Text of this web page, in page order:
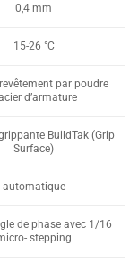
0,4 mm
15-26 °C
par poudre
d’armature
BuildTak (Grip
Surface)
automatique
de phase avec 1/16
stepping